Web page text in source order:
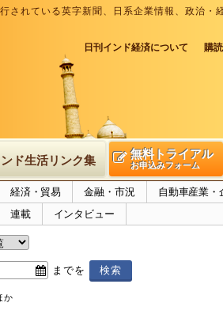
されている英字新聞、日系企業情報、政治
日刊インド経済について 購
ド生活リンク集 無料トライアル
お申込みフォーム
経済・貿易 金融・市況
自動車産業・
連載 インタビュー
までを
か